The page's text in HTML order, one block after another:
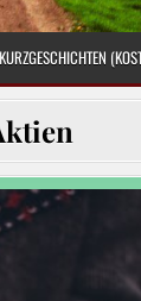
KURZGESCHICHTEN